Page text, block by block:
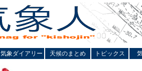
気象ダイアリー 天候のまとめ トピックス